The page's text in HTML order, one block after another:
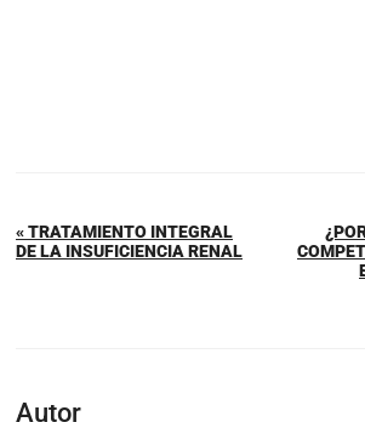
« TRATAMIENTO INTEGRAL
DE LA INSUFICIENCIA RENAL
Autor